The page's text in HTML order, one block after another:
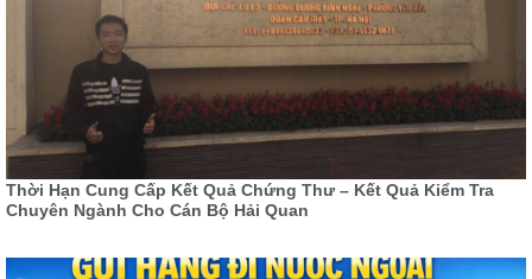
Thời Hạn Cung Cấp Kết Quả Chứng Thư – Kết Quả Kiểm Tra
Chuyên Ngành Cho Cán Bộ Hải Quan